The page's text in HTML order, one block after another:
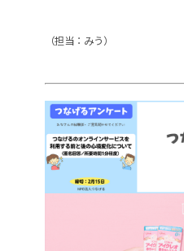
（担当：みう）